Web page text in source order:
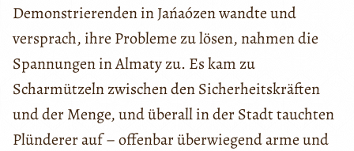
Demonstrierenden in Jańaózen wandte und
versprach, ihre Probleme zu lösen, nahmen die
Spannungen in Almaty zu. Es kam zu
Scharmützeln zwischen den Sicherheitskräften
und der Menge, und überall in der Stadt tauchten
Plünderer auf – offenbar überwiegend arme und